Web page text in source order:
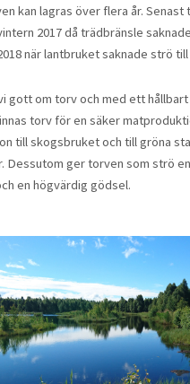
kan lagras över flera år. Senast
2017 då trädbränsle
när lantbruket saknade strö till
gott om torv och med ett
torv för en säker
till skogsbruket och till gröna
Dessutom ger torven som strö
en högvärdig gödsel.